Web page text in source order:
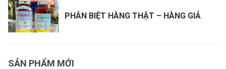
PHÂN BIỆT HÀNG THẬT – HÀNG GIẢ
SẢN PHẨM MỚI